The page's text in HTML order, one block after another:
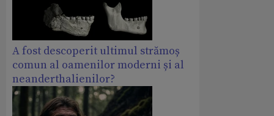
A fost descoperit ultimul strămoș
comun al oamenilor moderni și al
neanderthalienilor?